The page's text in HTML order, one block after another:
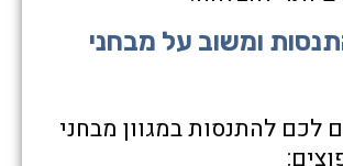
1: התנסות ומשוב על מבחני
לכם להתנסות במגוון מבחני